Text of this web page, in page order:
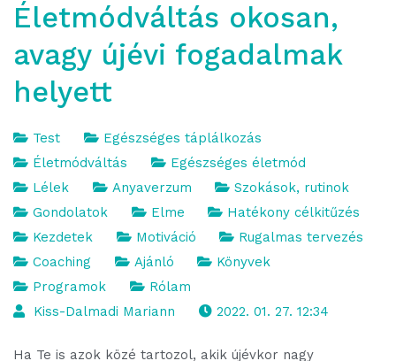
Életmódváltás okosan,
avagy újévi fogadalmak
helyett
Test
Egészséges táplálkozás
Életmódváltás
Egészséges életmód
Lélek
Anyaverzum
Szokások, rutinok
Gondolatok
Elme
Hatékony célkitűzés
Kezdetek
Motiváció
Rugalmas tervezés
Coaching
Ajánló
Könyvek
Programok
Rólam
Kiss-Dalmadi Mariann
2022. 01. 27. 12:34
Ha Te is azok közé tartozol, akik újévkor nagy